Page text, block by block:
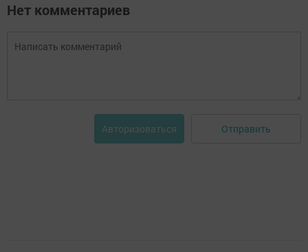
Нет комментариев
Авторизоваться Отправить